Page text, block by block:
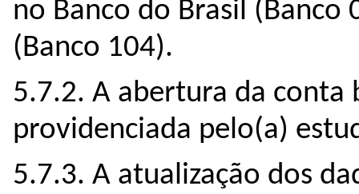
no Banco do Brasil (Banco
(Banco 104).
5.7.2. A abertura da conta
providenciada pelo(a)
5.7.3. A atualização dos